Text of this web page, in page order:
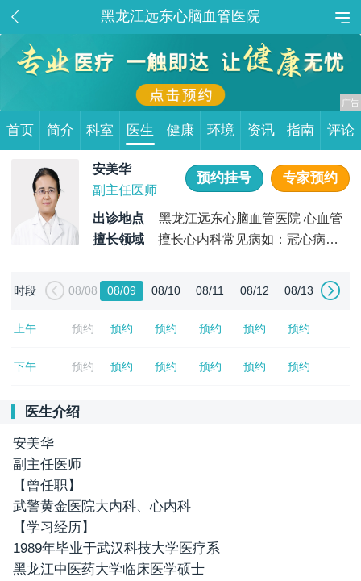
黑龙江远东心脑血管医院
首页 简介 科室 医生 健康 环境 资讯 指南 评论
安美华
副主任医师
出诊地点
黑龙江远东心脑血管医院 心血管
擅长领域
擅长心内科常见病如：冠心病、
肌炎、主动脉病等疾病的诊断和治疗，对心脏内科急重症的
抢救治疗有丰富经验。
预约挂号 专家预约
时段 08/08 08/09 08/10 08/11 08/12 08/13
上午 预约 预约 预约 预约 预约 预约
下午 预约 预约 预约 预约 预约 预约
医生介绍
安美华
副主任医师
【曾任职】
武警黄金医院大内科、心内科
【学习经历】
1989年毕业于武汉科技大学医疗系
黑龙江中医药大学临床医学硕士